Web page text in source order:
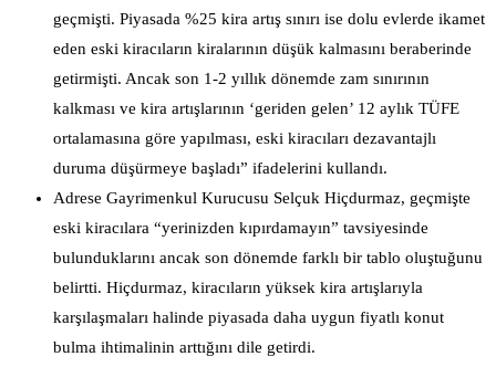
geçmişti. Piyasada %25 kira artış sınırı ise dolu evlerde ikamet
eden eski kiracıların kiralarının düşük kalmasını beraberinde
getirmişti. Ancak son 1-2 yıllık dönemde zam sınırının
kalkması ve kira artışlarının ‘geriden gelen’ 12 aylık TÜFE
ortalamasına göre yapılması, eski kiracıları dezavantajlı
duruma düşürmeye başladı” ifadelerini kullandı.
Adrese Gayrimenkul Kurucusu Selçuk Hiçdurmaz, geçmişte
eski kiracılara “yerinizden kıpırdamayın” tavsiyesinde
bulunduklarını ancak son dönemde farklı bir tablo oluştuğunu
belirtti. Hiçdurmaz, kiracıların yüksek kira artışlarıyla
karşılaşmaları halinde piyasada daha uygun fiyatlı konut
bulma ihtimalinin arttığını dile getirdi.